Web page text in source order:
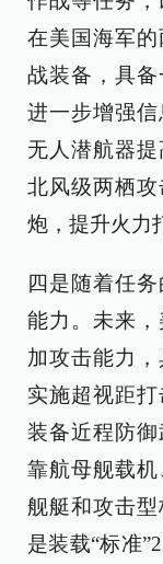
在美国海军
战装备，具
进一步增强
无人潜航器
北风级两栖
炮，提升火力
四是随着任
能力。未来
加攻击能力
实施超视距
装备近程防
靠航母舰载
舰艇和攻击
是装载“标准